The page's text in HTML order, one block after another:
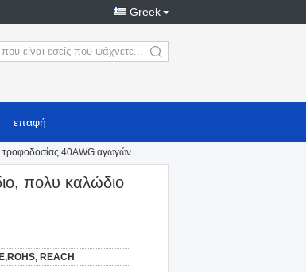
Greek
search
επαφή
40AWG αγωγών
πολυ καλώδιο
REACH